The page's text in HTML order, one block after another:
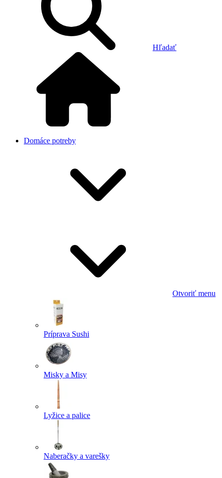
Hľadať
Domáce potreby
Otvoriť menu
Príprava Sushi
Misky a Misy
Lyžice a palice
Naberačky a varešky